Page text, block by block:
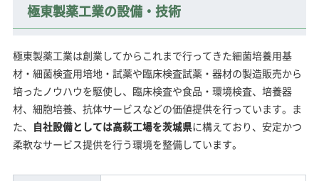
極東製薬工業の設備・技術
極東製薬工業は創業してからこれまで行ってきた細菌培養用基
材・細菌検査用培地・試薬や臨床検査試薬・器材の製造販売から
培ったノウハウを駆使し、臨床検査や食品・環境検査、培養器
材、細胞培養、抗体サービスなどの価値提供を行っています。ま
た、 自社設備としては高萩工場を茨城県に構えており、安定かつ
柔軟なサービス提供を行う環境を整備しています。